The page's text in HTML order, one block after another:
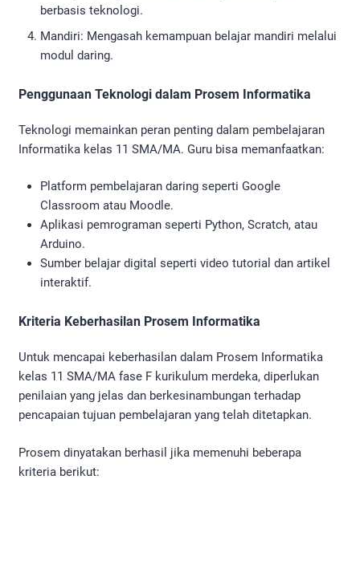
berbasis teknologi.
Mandiri: Mengasah kemampuan belajar mandiri melalui
modul daring.
Penggunaan Teknologi dalam Prosem Informatika
Teknologi memainkan peran penting dalam pembelajaran
Informatika kelas 11 SMA/MA. Guru bisa memanfaatkan:
Platform pembelajaran daring seperti Google
Classroom atau Moodle.
Aplikasi pemrograman seperti Python, Scratch, atau
Arduino.
Sumber belajar digital seperti video tutorial dan artikel
interaktif.
Kriteria Keberhasilan Prosem Informatika
Untuk mencapai keberhasilan dalam Prosem Informatika
kelas 11 SMA/MA fase F kurikulum merdeka, diperlukan
penilaian yang jelas dan berkesinambungan terhadap
pencapaian tujuan pembelajaran yang telah ditetapkan.
Prosem dinyatakan berhasil jika memenuhi beberapa
kriteria berikut: